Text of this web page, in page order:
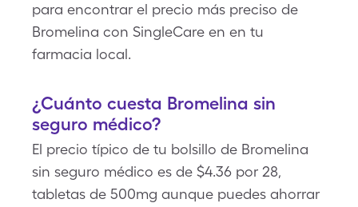
para encontrar el precio más preciso de
Bromelina con SingleCare en en tu
farmacia local.
¿Cuánto cuesta Bromelina sin
seguro médico?
El precio típico de tu bolsillo de Bromelina
sin seguro médico es de $4.36 por 28,
tabletas de 500mg aunque puedes ahorrar